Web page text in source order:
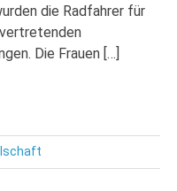
die Radfahrer für
Die Frauen […]